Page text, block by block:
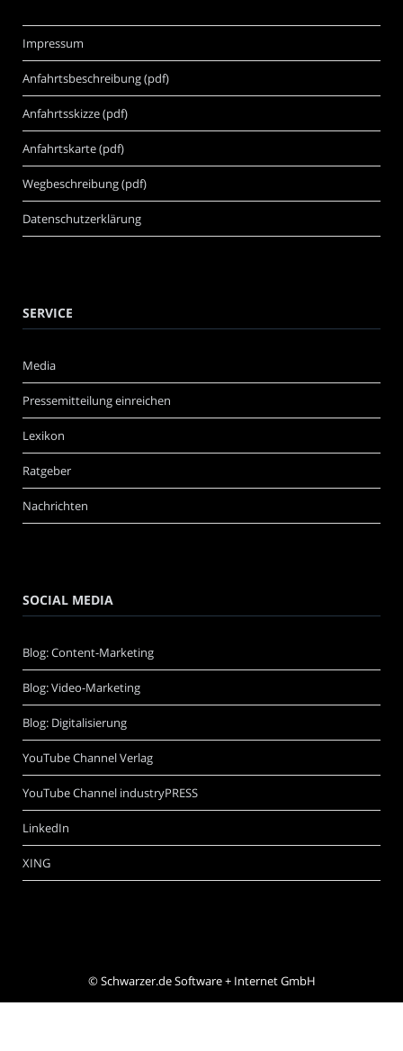
Impressum
Anfahrtsbeschreibung (pdf)
Anfahrtsskizze (pdf)
Anfahrtskarte (pdf)
Wegbeschreibung (pdf)
Datenschutzerklärung
SERVICE
Media
Pressemitteilung einreichen
Lexikon
Ratgeber
Nachrichten
SOCIAL MEDIA
Blog: Content-Marketing
Blog: Video-Marketing
Blog: Digitalisierung
YouTube Channel Verlag
YouTube Channel industryPRESS
LinkedIn
XING
©Schwarzer.de Software + Internet GmbH